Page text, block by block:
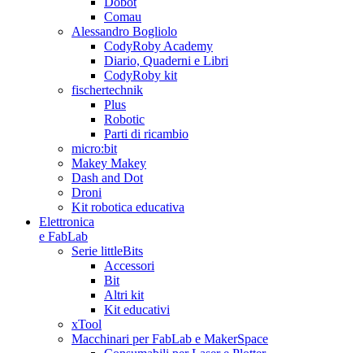
Comau
Alessandro Bogliolo
CodyRoby Academy
Diario, Quaderni e Libri
CodyRoby kit
fischertechnik
Plus
Robotic
Parti di ricambio
micro:bit
Makey Makey
Dash and Dot
Droni
Kit robotica educativa
Elettronica
e FabLab
Serie littleBits
Accessori
Bit
Altri kit
Kit educativi
xTool
Macchinari per FabLab e MakerSpace